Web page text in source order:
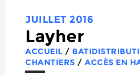
JUILLET 2016
Layher
ACCUEIL /
CHANTIERS /ACCÈS EN